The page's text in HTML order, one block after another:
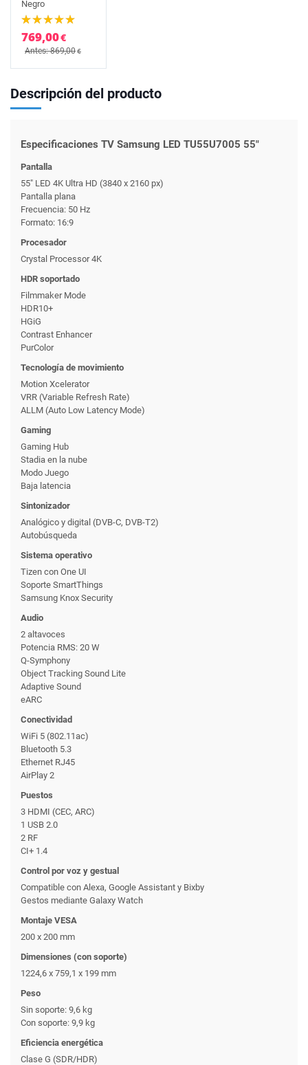
Negro
769,00€
Antes: 869,00€
Descripción del producto
Especificaciones TV Samsung LED TU55U7005 55"
Pantalla
55" LED 4K Ultra HD (3840 x 2160 px)
Pantalla plana
Frecuencia: 50 Hz
Formato: 16:9
Procesador
Crystal Processor 4K
HDR soportado
Filmmaker Mode
HDR10+
HGiG
Contrast Enhancer
PurColor
Tecnología de movimiento
Motion Xcelerator
VRR (Variable Refresh Rate)
ALLM (Auto Low Latency Mode)
Gaming
Gaming Hub
Stadia en la nube
Modo Juego
Baja latencia
Sintonizador
Analógico y digital (DVB-C, DVB-T2)
Autobúsqueda
Sistema operativo
Tizen con One UI
Soporte SmartThings
Samsung Knox Security
Audio
2 altavoces
Potencia RMS: 20 W
Q-Symphony
Object Tracking Sound Lite
Adaptive Sound
eARC
Conectividad
WiFi 5 (802.11ac)
Bluetooth 5.3
Ethernet RJ45
AirPlay 2
Puestos
3 HDMI (CEC, ARC)
1 USB 2.0
2 RF
CI+ 1.4
Control por voz y gestual
Compatible con Alexa, Google Assistant y Bixby
Gestos mediante Galaxy Watch
Montaje VESA
200 x 200 mm
Dimensiones (con soporte)
1224,6 x 759,1 x 199 mm
Peso
Sin soporte: 9,6 kg
Con soporte: 9,9 kg
Eficiencia energética
Clase G (SDR/HDR)